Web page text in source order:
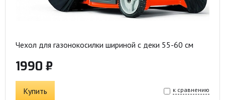
Чехол для газонокосилки шириной c деки 55-60 см
1990 ₽
Купить к сравнению